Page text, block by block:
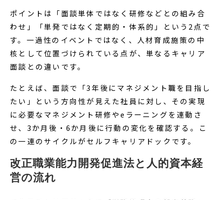
ポイントは「面談単体ではなく研修などとの組み合
わせ」「単発ではなく定期的・体系的」という2点で
す。一過性のイベントではなく、人材育成施策の中
核として位置づけられている点が、単なるキャリア
面談との違いです。
たとえば、面談で「3年後にマネジメント職を目指し
たい」という方向性が見えた社員に対し、その実現
に必要なマネジメント研修やeラーニングを連動さ
せ、3か月後・6か月後に行動の変化を確認する。こ
の一連のサイクルがセルフキャリアドックです。
改正職業能力開発促進法と人的資本経
営の流れ